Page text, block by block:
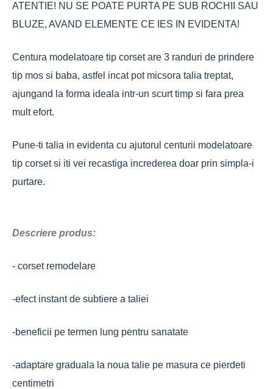
ATENTIE! NU SE POATE PURTA PE SUB ROCHII SAU
BLUZE, AVAND ELEMENTE CE IES IN EVIDENTA!
Centura modelatoare tip corset are 3 randuri de prindere
tip mos si baba, astfel incat pot micsora talia treptat,
ajungand la forma ideala intr-un scurt timp si fara prea
mult efort.
Pune-ti talia in evidenta cu ajutorul centurii modelatoare
tip corset si iti vei recastiga increderea doar prin simpla-i
purtare.
Descriere produs:
- corset remodelare
-efect instant de subtiere a taliei
-beneficii pe termen lung pentru sanatate
-adaptare graduala la noua talie pe masura ce pierdeti
centimetri